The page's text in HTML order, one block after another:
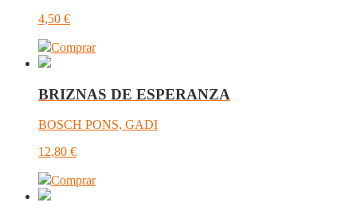
4,50 €
Comprar
BRIZNAS DE ESPERANZA
BOSCH PONS, GADI
12,80 €
Comprar